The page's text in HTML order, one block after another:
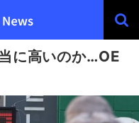
に高いのか…OE